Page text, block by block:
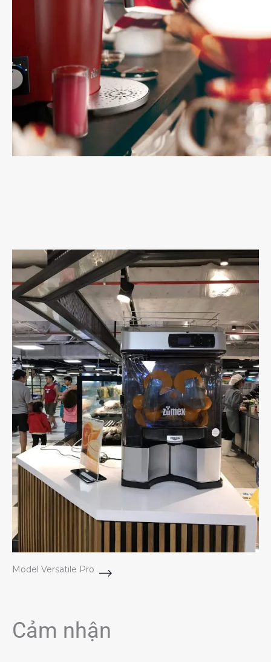
Model Versatile Pro
Cảm nhận